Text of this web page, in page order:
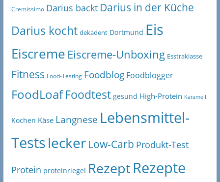
Cremissimo Darius backt Darius in der Küche
Darius kocht dekadent Dortmund Eis
Eiscreme Eiscreme-Unboxing Esstraklasse
Fitness Food-Testing Foodblog Foodblogger
FoodLoaf Foodtest gesund High-Protein Karamell
Kochen Käse Langnese Lebensmittel-
Testslecker Low-Carb Produkt-Test
Protein proteinriegel RezeptRezepte